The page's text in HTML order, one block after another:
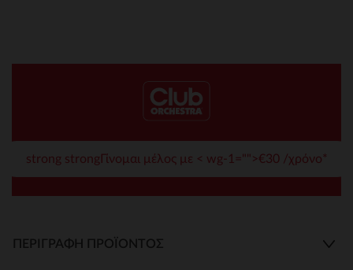
strong strongΓίνομαι μέλος με < wg-1="">€30 /χρόνο*
ΠΕΡΙΓΡΑΦΉ ΠΡΟΪΌΝΤΟΣ